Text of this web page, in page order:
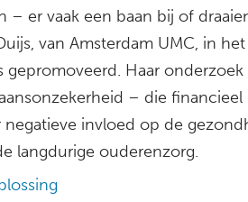
– er vaak een baan bij of
van Amsterdam UMC, in
gepromoveerd. Haar
– die financieel
invloed op de
langdurige ouderenzorg.